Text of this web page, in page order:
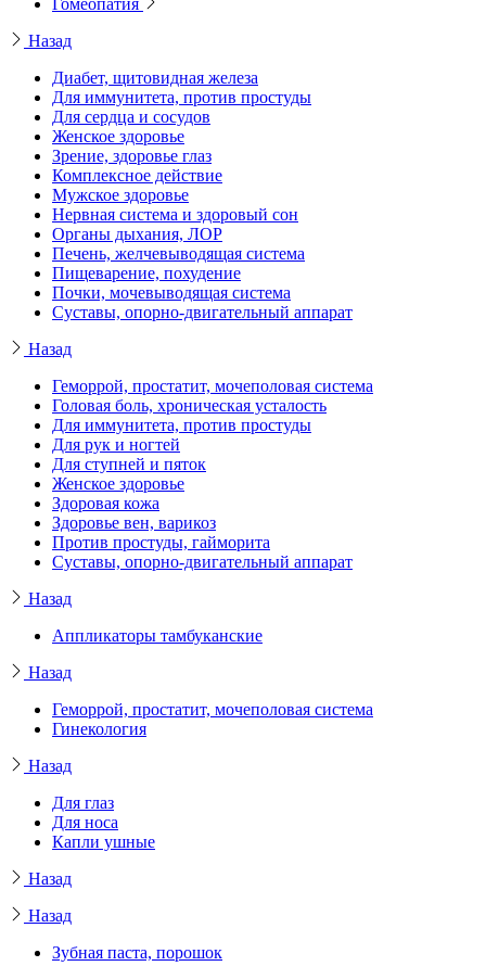
Гомеопатия
Назад
Диабет, щитовидная железа
Для иммунитета, против простуды
Для сердца и сосудов
Женское здоровье
Зрение, здоровье глаз
Комплексное действие
Мужское здоровье
Нервная система и здоровый сон
Органы дыхания, ЛОР
Печень, желчевыводящая система
Пищеварение, похудение
Почки, мочевыводящая система
Суставы, опорно-двигательный аппарат
Назад
Геморрой, простатит, мочеполовая система
Головая боль, хроническая усталость
Для иммунитета, против простуды
Для рук и ногтей
Для ступней и пяток
Женское здоровье
Здоровая кожа
Здоровье вен, варикоз
Против простуды, гайморита
Суставы, опорно-двигательный аппарат
Назад
Аппликаторы тамбуканские
Назад
Геморрой, простатит, мочеполовая система
Гинекология
Назад
Для глаз
Для носа
Капли ушные
Назад
Назад
Зубная паста, порошок